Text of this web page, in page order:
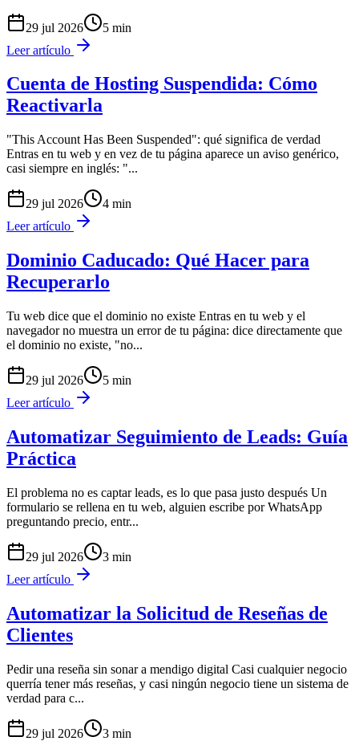
29 jul 2026 5 min
Leer artículo
Cuenta de Hosting Suspendida: Cómo
Reactivarla
"This Account Has Been Suspended": qué significa de verdad
Entras en tu web y en vez de tu página aparece un aviso genérico,
casi siempre en inglés: "...
29 jul 2026 4 min
Leer artículo
Dominio Caducado: Qué Hacer para
Recuperarlo
Tu web dice que el dominio no existe Entras en tu web y el
navegador no muestra un error de tu página: dice directamente que
el dominio no existe, "no...
29 jul 2026 5 min
Leer artículo
Automatizar Seguimiento de Leads: Guía
Práctica
El problema no es captar leads, es lo que pasa justo después Un
formulario se rellena en tu web, alguien escribe por WhatsApp
preguntando precio, entr...
29 jul 2026 3 min
Leer artículo
Automatizar la Solicitud de Reseñas de
Clientes
Pedir una reseña sin sonar a mendigo digital Casi cualquier negocio
querría tener más reseñas, y casi ningún negocio tiene un sistema de
verdad para c...
29 jul 2026 3 min